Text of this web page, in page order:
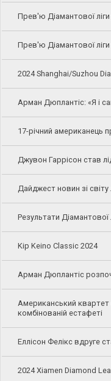
Прев'ю Діамантової
Прев'ю Діамантової
2024 Shanghai/Suzhou
Арман Дюплантіс: «Я і
17-річний американець
Джувон Гаррісон став
Дайджест новин зі світу
Результати Діамантової
Kip Keino Classic 2024
Арман Дюплантіс
Американський
комбінованій естафеті
Еллісон Фелікс вдруге
2024 Xiamen Diamond